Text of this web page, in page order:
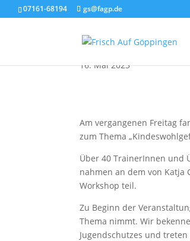
07161-68194 gs@fagp.de
16. Mai 2023
Am vergangenen Freitag
zum Thema
Über 40 TrainerInnen und
nahmen an dem von Katja
Workshop teil.
Zu Beginn der
Thema nimmt. Wir
Jugendschutzes und